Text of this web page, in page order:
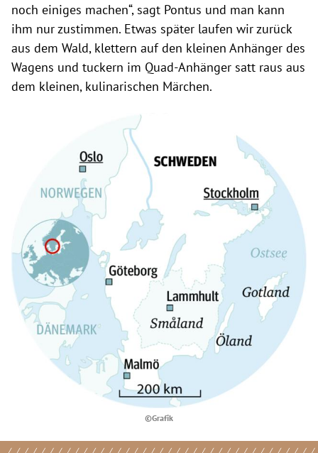
noch einiges machen“, sagt Pontus und man kann
ihm nur zustimmen. Etwas später laufen wir zurück
aus dem Wald, klettern auf den kleinen Anhänger des
Wagens und tuckern im Quad-Anhänger satt raus aus
dem kleinen, kulinarischen Märchen.
©Grafik